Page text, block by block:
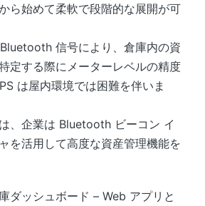
ら始めて柔軟で段階的な展開が可
信号により、倉庫内の資
定する際にメーターレベルの精度
は屋内環境では困難を伴いま
、企業は Bluetooth ビーコン イ
を活用して高度な資産管理機能を
ダッシュボード – Web アプリと